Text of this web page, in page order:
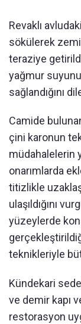
Revaklı
sökülerek
teraziye
yağmur
sağlandığını
Camide
çini karonun
müdahalelerin
onarımlarda
titizlikle
ulaşıldığını
yüzeylerde
teknikleriyle
Kündekari
ve demir kapı
restorasyon